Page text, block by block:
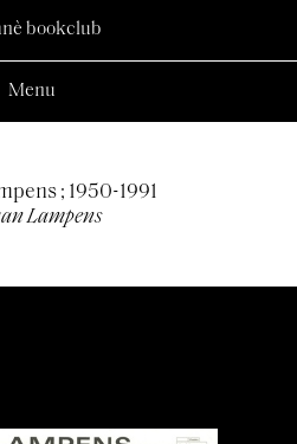
bookclub
Menu
; 1950-1991
Lampens